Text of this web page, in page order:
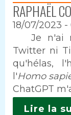
RAPHAËL
18/07/2023 -
Intro
Je n'ai ni
Twitter ni
qu'hélas,
l'Homo
ChatGPT
Lire la